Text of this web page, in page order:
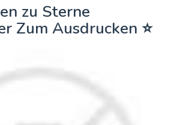
zu Sterne
Zum Ausdrucken ⭐